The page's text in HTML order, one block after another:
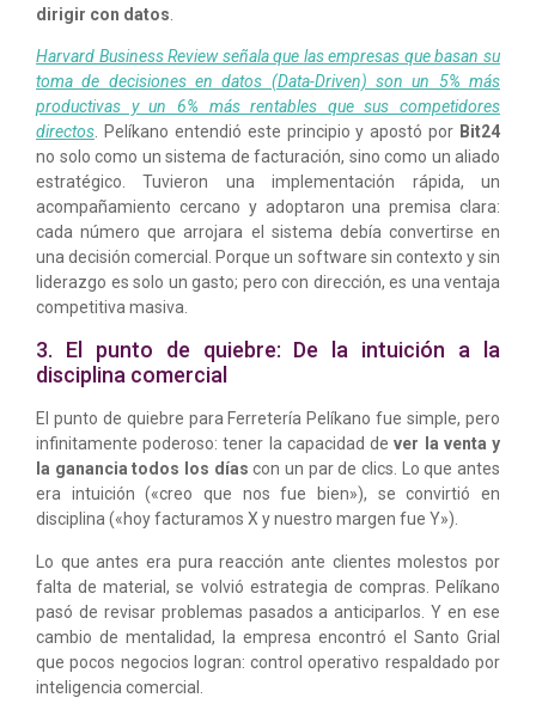
dirigir con datos
Harvard Business Review señala que las empresas que basan su
toma de decisiones en datos (Data-Driven) son un 5% más
productivas y un 6% más rentables que sus competidores
directos . Pelíkano entendió este principio y apostó por Bit24
no solo como un sistema de facturación, sino como un aliado
estratégico. Tuvieron una implementación rápida, un
acompañamiento cercano y adoptaron una premisa clara:
cada número que arrojara el sistema debía convertirse en
una decisión comercial. Porque un software sin contexto y sin
liderazgo es solo un gasto; pero con dirección, es una ventaja
competitiva masiva.
3. El punto de quiebre: De la intuición a la
disciplina comercial
El punto de quiebre para Ferretería Pelíkano fue simple, pero
infinitamente poderoso: tener la capacidad dever la venta y
la ganancia todos los días con un par de clics. Lo que antes
era intuición («creo que nos fue bien»), se convirtió en
disciplina («hoy facturamos X y nuestro margen fue Y»).
Lo que antes era pura reacción ante clientes molestos por
falta de material, se volvió estrategia de compras. Pelíkano
pasó de revisar problemas pasados a anticiparlos. Y en ese
cambio de mentalidad, la empresa encontró el Santo Grial
que pocos negocios logran: control operativo respaldado por
inteligencia comercial.